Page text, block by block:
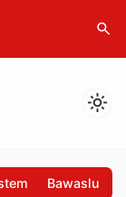
search
light_mode
Bawaslu